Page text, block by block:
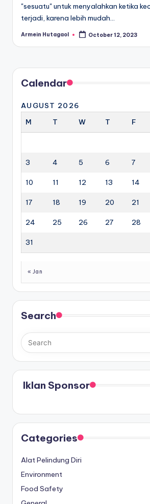
"sesuatu" untuk menyalahkan ketika
terjadi, karena lebih mudah…
Posted
Armein Hutagaol October 12, 2023
Calendar
AUGUST 2026
M
T W T F
3 4 5 6 7
10 11 12 13 14
17 18 19 20 21
24 25 26 27 28
31
« Jan
Search
Iklan Sponsor
Categories
Alat Pelindung Diri
Environment
Food Safety